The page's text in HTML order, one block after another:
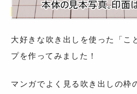
大好きな吹き出しを使った「こ
プを作ってみました！
マンガでよく見る吹き出しの枠